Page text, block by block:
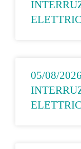
05/08/